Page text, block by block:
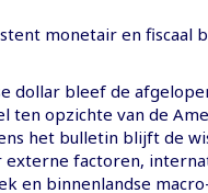
monetair en fiscaal
dollar bleef de
ten opzichte van de
het bulletin blijft de
externe factoren,
en binnenlandse